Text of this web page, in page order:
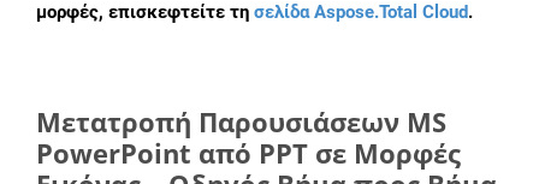
μορφές, επισκεφτείτε τη σελίδα Aspose.Total Cloud.
Μετατροπή Παρουσιάσεων MS
PowerPoint από PPT σε Μορφές